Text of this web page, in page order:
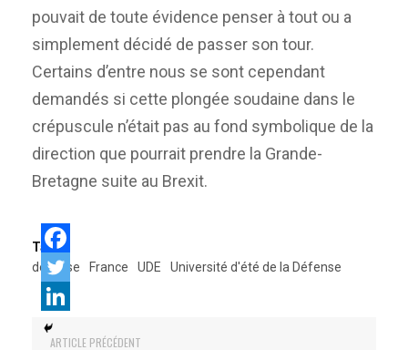
pouvait de toute évidence penser à tout ou a
simplement décidé de passer son tour.
Certains d’entre nous se sont cependant
demandés si cette plongée soudaine dans le
crépuscule n’était pas au fond symbolique de la
direction que pourrait prendre la Grande-
Bretagne suite au Brexit.
Tags:
défense
France UDE Université d'été de la Défense
ARTICLE PRÉCÉDENT